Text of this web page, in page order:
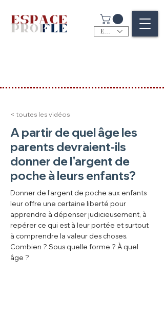
EUR (€)
< toutes les vidéos
A partir de quel âge les
parents devraient-ils
donner de l'argent de
poche à leurs enfants?
Donner de l'argent de poche aux enfants
leur offre une certaine liberté pour
apprendre à dépenser judicieusement, à
repérer ce qui est à leur portée et surtout
à comprendre la valeur des choses.
Combien ? Sous quelle forme ? À quel
âge ?